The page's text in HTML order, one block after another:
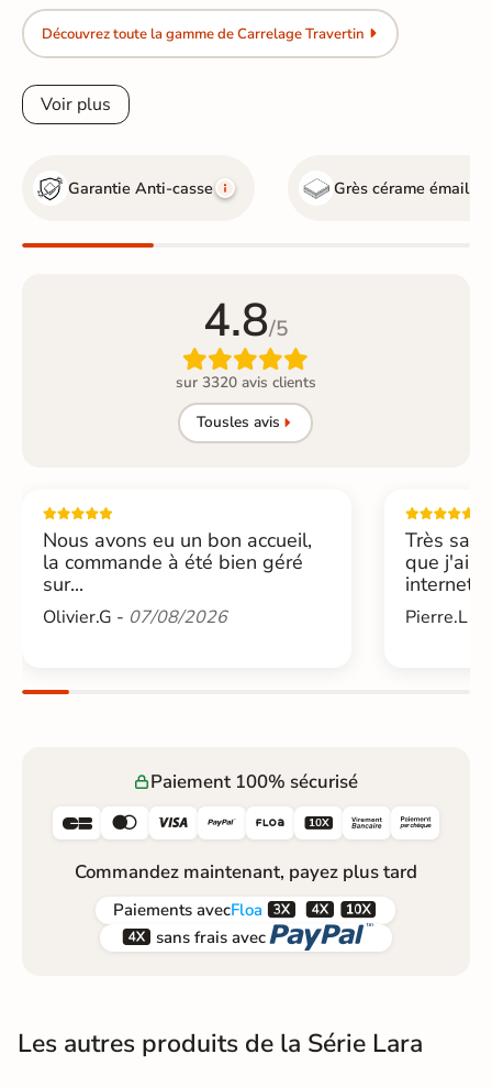
Découvrez toute la gamme de Carrelage Travertin
Voir plus
Garantie Anti-casse Grès cérame émaillé
4.8/5

sur 3320 avis clients
Tousles avis
Nous avons eu un bon accueil,
la commande à été bien géré
sur...
Olivier.G - 07/08/2026
Très
que j'ai
internet....
Pierre.L -
Paiement 100% sécurisé
     
Commandez maintenant, payez plus tard
Paiements avecFloa  
 sans frais avec 
Les autres produits de la Série Lara